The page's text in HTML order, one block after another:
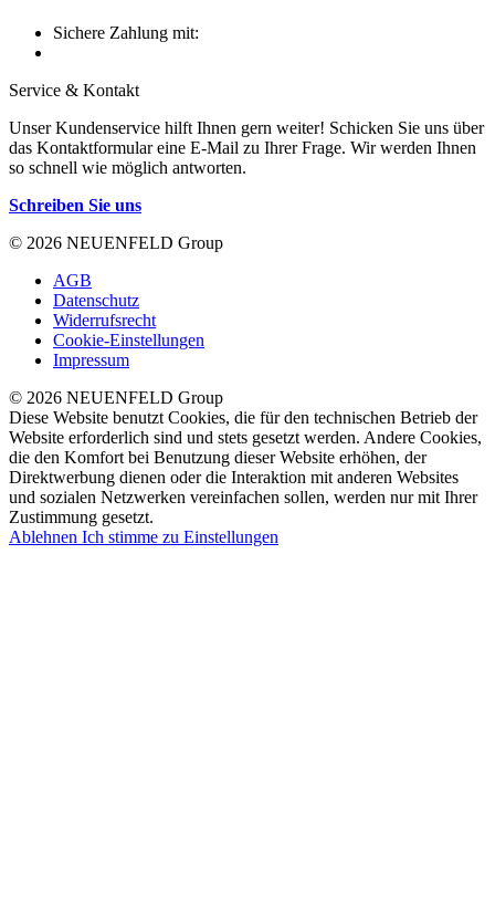
Sichere Zahlung mit:
Service & Kontakt
Unser Kundenservice hilft Ihnen gern weiter! Schicken Sie uns über
das Kontaktformular eine E-Mail zu Ihrer Frage. Wir werden Ihnen
so schnell wie möglich antworten.
Schreiben Sie uns
© 2026 NEUENFELD Group
AGB
Datenschutz
Widerrufsrecht
Cookie-Einstellungen
Impressum
© 2026 NEUENFELD Group
Diese Website benutzt Cookies, die für den technischen Betrieb der
Website erforderlich sind und stets gesetzt werden. Andere Cookies,
die den Komfort bei Benutzung dieser Website erhöhen, der
Direktwerbung dienen oder die Interaktion mit anderen Websites
und sozialen Netzwerken vereinfachen sollen, werden nur mit Ihrer
Zustimmung gesetzt.
Ablehnen Ich stimme zu Einstellungen